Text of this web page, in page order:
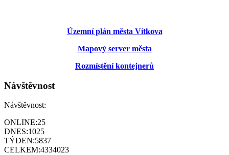
Územní plán města Vítkova
Mapový server města
Rozmístění kontejnerů
Návštěvnost
Návštěvnost:
ONLINE:25
DNES:1025
TÝDEN:5837
CELKEM:4334023